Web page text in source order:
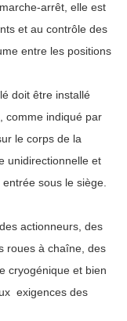
arrêt, elle est
et au contrôle des
entre les positions
doit être installé
comme indiqué par
le corps de la
unidirectionnelle et
sous le siège.
actionneurs, des
roues à chaîne, des
cryogénique et bien
exigences des